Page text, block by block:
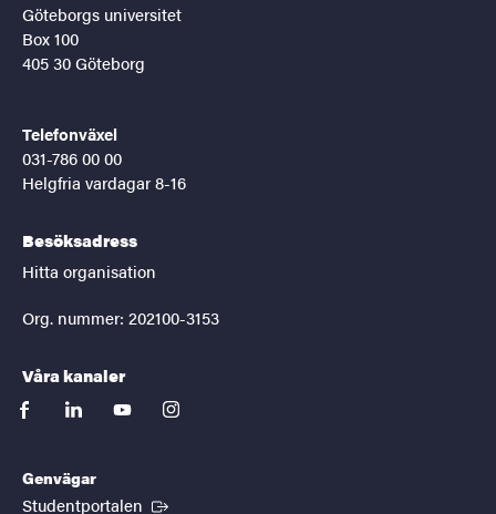
Göteborgs universitet
Box 100
405 30 Göteborg
Telefonväxel
031-786 00 00
Helgfria vardagar 8-16
Besöksadress
Hitta organisation
Org. nummer: 202100-3153
Våra kanaler
facebooklinkedinyoutubeinstagram
Genvägar
Studentportalen (Extern länk)